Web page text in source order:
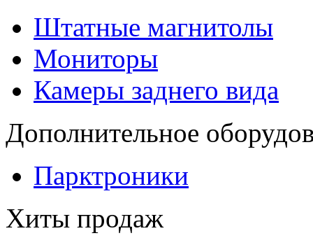
Штатные магнитолы
Мониторы
Камеры заднего вида
Дополнительное
Парктроники
Хиты продаж